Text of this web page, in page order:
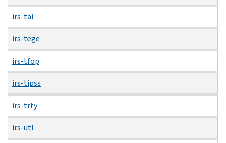
irs-tai
irs-tege
irs-tfop
irs-tipss
irs-trty
irs-utl